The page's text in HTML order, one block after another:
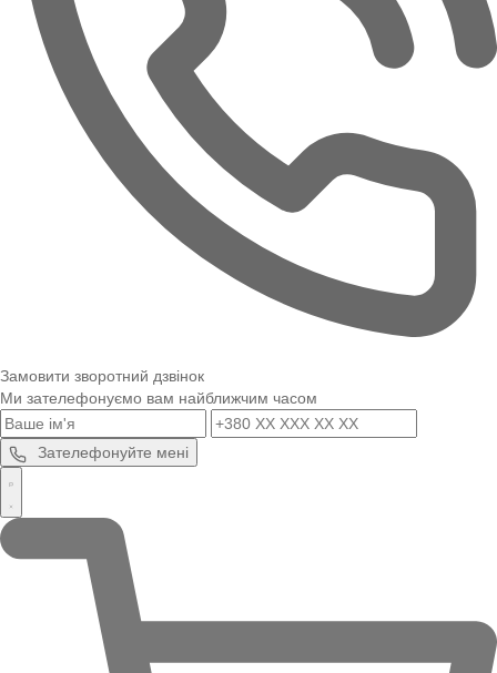
Замовити зворотний дзвінок
Ми зателефонуємо вам найближчим часом
Зателефонуйте мені